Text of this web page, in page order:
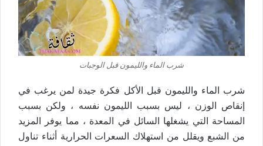
شرب الماء والليمون قبل الوجبات
شرب الماء والليمون قبل الأكل فكرة جيدة لمن يرغب في
إنقاص الوزن ، ليس بسبب الليمون نفسه ، ولكن بسبب
المساحة التي يشغلها السائل في المعدة ، مما يوفر المزيد
من الشبع ويقلل من استهلاك السعرات الحرارية أثناء تناول